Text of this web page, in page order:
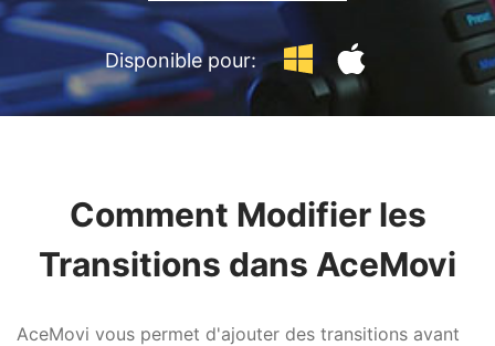
Disponible pour:
Comment Modifier les
Transitions dans AceMovi
AceMovi vous permet d'ajouter des transitions avant